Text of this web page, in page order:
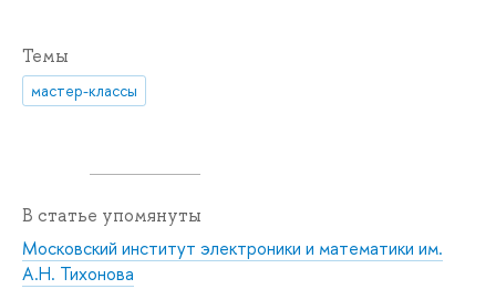
Темы
мастер-классы
В статье упомянуты
Московский институт электроники и математики им.
А.Н. Тихонова